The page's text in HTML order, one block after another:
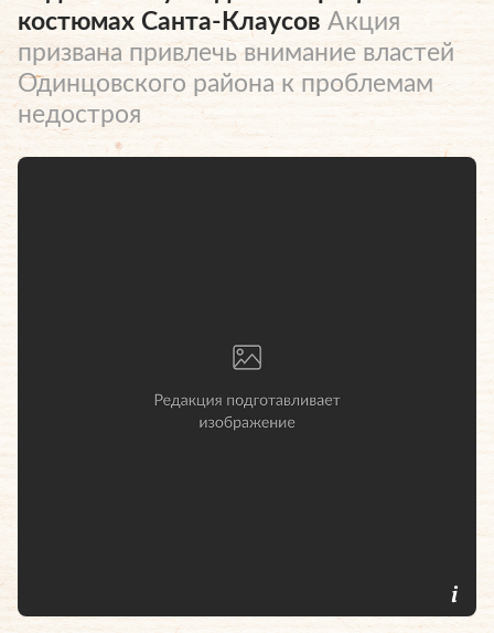
костюмах Санта-Клаусов Акция
призвана привлечь внимание властей
Одинцовского района к проблемам
недостроя